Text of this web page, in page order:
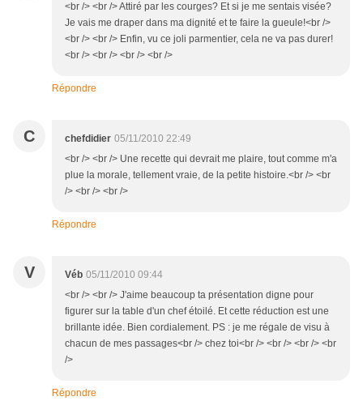
<br /> <br /> Attiré par les courges? Et si je me sentais visée?
Je vais me draper dans ma dignité et te faire la gueule!<br />
<br /> <br /> Enfin, vu ce joli parmentier, cela ne va pas durer!
<br /> <br /> <br /> <br />
Répondre
C chefdidier 05/11/2010 22:49
<br /> <br /> Une recette qui devrait me plaire, tout comme m'a
plue la morale, tellement vraie, de la petite histoire.<br /> <br
/> <br /> <br />
Répondre
V Véb 05/11/2010 09:44
<br /> <br /> J'aime beaucoup ta présentation digne pour
figurer sur la table d'un chef étoilé. Et cette réduction est une
brillante idée. Bien cordialement. PS : je me régale de visu à
chacun de mes passages<br /> chez toi<br /> <br /> <br /> <br
/>
Répondre